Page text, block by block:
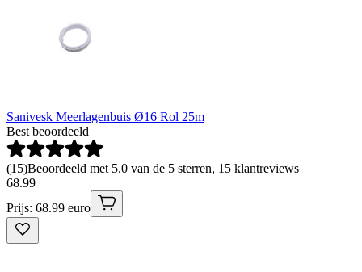
Sanivesk Meerlagenbuis Ø16 Rol 25m
Best beoordeeld
(15)Beoordeeld met 5.0 van de 5 sterren, 15 klantreviews
68.99
Prijs: 68.99 euro